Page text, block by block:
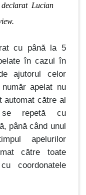
Lucian
cu până la 5
în cazul în
ajutorul celor
apelat nu
automat către al
se repetă cu
până când unul
apelurilor
către toate
coordonatele